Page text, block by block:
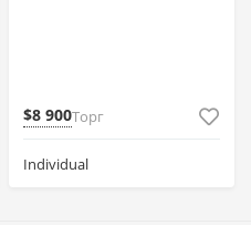
$8 900Торг
Individual